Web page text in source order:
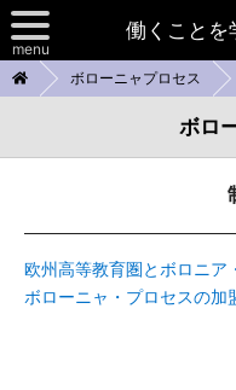
働くこと
menu
日本における修業学習
ボローニャプロセス
ボローニャプロセス
ボロ
ボ
欧州高等教育圏とボロニア
ボローニャ・プロセスの加